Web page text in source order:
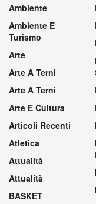
Ambiente
Ambiente E
Turismo
Arte
Arte A Terni
Arte A Terni
Arte E Cultura
Articoli Recenti
Atletica
Attualità
Attualità
BASKET